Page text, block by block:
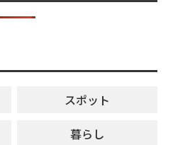
スポット
暮らし